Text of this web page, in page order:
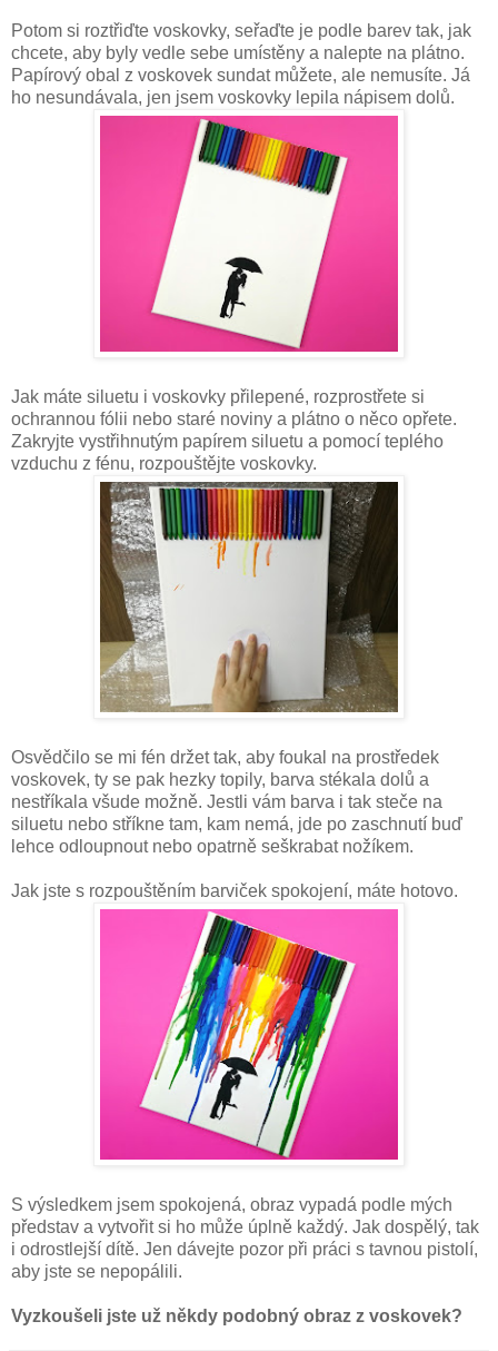
Potom si roztřiďte voskovky, seřaďte je podle barev tak, jak
chcete, aby byly vedle sebe umístěny a nalepte na plátno.
Papírový obal z voskovek sundat můžete, ale nemusíte. Já
ho nesundávala, jen jsem voskovky lepila nápisem dolů.
Jak máte siluetu i voskovky přilepené, rozprostřete si
ochrannou fólii nebo staré noviny a plátno o něco opřete.
Zakryjte vystřihnutým papírem siluetu a pomocí teplého
vzduchu z fénu, rozpouštějte voskovky.
Osvědčilo se mi fén držet tak, aby foukal na prostředek
voskovek, ty se pak hezky topily, barva stékala dolů a
nestříkala všude možně. Jestli vám barva i tak steče na
siluetu nebo stříkne tam, kam nemá, jde po zaschnutí buď
lehce odloupnout nebo opatrně seškrabat nožíkem.
Jak jste s rozpouštěním barviček spokojení, máte hotovo.
S výsledkem jsem spokojená, obraz vypadá podle mých
představ a vytvořit si ho může úplně každý. Jak dospělý, tak
i odrostlejší dítě. Jen dávejte pozor při práci s tavnou pistolí,
aby jste se nepopálili.
Vyzkoušeli jste už někdy podobný obraz z voskovek?